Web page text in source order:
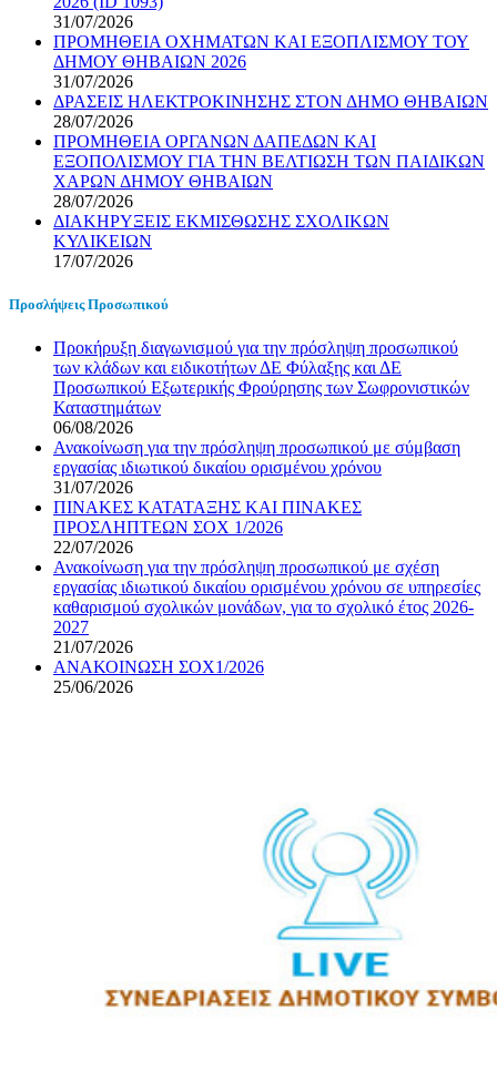
31/07/2026
ΠΡΟΜΗΘΕΙΑ ΟΧΗΜΑΤΩΝ ΚΑΙ ΕΞΟΠΛΙΣΜΟΥ ΤΟΥ
ΔΗΜΟΥ ΘΗΒΑΙΩΝ 2026
31/07/2026
ΔΡΑΣΕΙΣ ΗΛΕΚΤΡΟΚΙΝΗΣΗΣ ΣΤΟΝ ΔΗΜΟ ΘΗΒΑΙΩΝ
28/07/2026
ΠΡΟΜΗΘΕΙΑ ΟΡΓΑΝΩΝ ΔΑΠΕΔΩΝ ΚΑΙ
ΕΞΟΠΟΛΙΣΜΟΥ ΓΙΑ ΤΗΝ ΒΕΛΤΙΩΣΗ ΤΩΝ ΠΑΙΔΙΚΩΝ
ΧΑΡΩΝ ΔΗΜΟΥ ΘΗΒΑΙΩΝ
28/07/2026
ΔΙΑΚΗΡΥΞΕΙΣ ΕΚΜΙΣΘΩΣΗΣ ΣΧΟΛΙΚΩΝ
ΚΥΛΙΚΕΙΩΝ
17/07/2026
Προσλήψεις Προσωπικού
Προκήρυξη διαγωνισμού για την πρόσληψη προσωπικού
των κλάδων και ειδικοτήτων ΔΕ Φύλαξης και ΔΕ
Προσωπικού Εξωτερικής Φρούρησης των Σωφρονιστικών
Καταστημάτων
06/08/2026
Ανακοίνωση για την πρόσληψη προσωπικού με σύμβαση
εργασίας ιδιωτικού δικαίου ορισμένου χρόνου
31/07/2026
ΠΙΝΑΚΕΣ ΚΑΤΑΤΑΞΗΣ ΚΑΙ ΠΙΝΑΚΕΣ
ΠΡΟΣΛΗΠΤΕΩΝ ΣΟΧ 1/2026
22/07/2026
Ανακοίνωση για την πρόσληψη προσωπικού με σχέση
εργασίας ιδιωτικού δικαίου ορισμένου χρόνου σε υπηρεσίες
καθαρισμού σχολικών μονάδων, για το σχολικό έτος 2026-
2027
21/07/2026
ΑΝΑΚΟΙΝΩΣΗ ΣΟΧ1/2026
25/06/2026